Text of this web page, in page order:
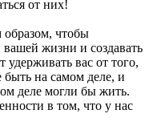
от них!
чтобы
жизни и создавать
вас от того,
на самом деле, и
деле могли бы жить.
в том, что у нас